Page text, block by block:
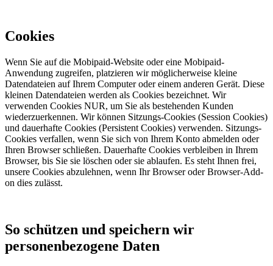
Cookies
Wenn Sie auf die Mobipaid-Website oder eine Mobipaid-
Anwendung zugreifen, platzieren wir möglicherweise kleine
Datendateien auf Ihrem Computer oder einem anderen Gerät. Diese
kleinen Datendateien werden als Cookies bezeichnet. Wir
verwenden Cookies NUR, um Sie als bestehenden Kunden
wiederzuerkennen. Wir können Sitzungs-Cookies (Session Cookies)
und dauerhafte Cookies (Persistent Cookies) verwenden. Sitzungs-
Cookies verfallen, wenn Sie sich von Ihrem Konto abmelden oder
Ihren Browser schließen. Dauerhafte Cookies verbleiben in Ihrem
Browser, bis Sie sie löschen oder sie ablaufen. Es steht Ihnen frei,
unsere Cookies abzulehnen, wenn Ihr Browser oder Browser-Add-
on dies zulässt.
So schützen und speichern wir
personenbezogene Daten